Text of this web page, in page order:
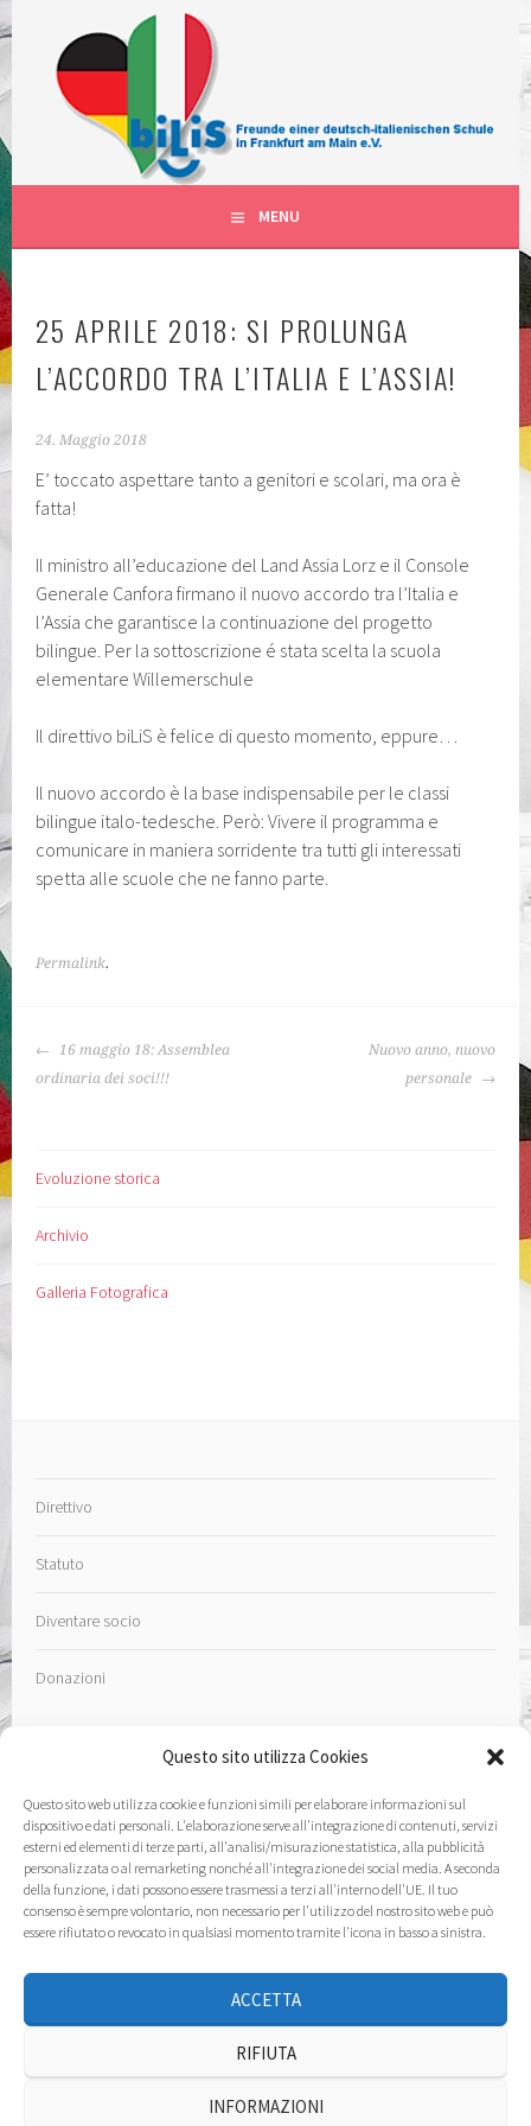
Questo sito utilizza Cookies
Questo sito web utilizza cookie e funzioni simili per elaborare informazioni sul
dispositivo e dati personali. L'elaborazione serve all'integrazione di contenuti, servizi
esterni ed elementi di terze parti, all'analisi/misurazione statistica, alla pubblicità
personalizzata o al remarketing nonché all'integrazione dei social media. A seconda
della funzione, i dati possono essere trasmessi a terzi all'interno dell'UE. Il tuo
consenso è sempre volontario, non necessario per l'utilizzo del nostro sito web e può
essere rifiutato o revocato in qualsiasi momento tramite l'icona in basso a sinistra.
ACCETTA
RIFIUTA
INFORMAZIONI
al
contenuto
BILIS FRANKFURT AM MAIN
DEUTSCH-ITALIENISCHE
KLASSEN
FÖRDERVEREIN DER DEUTSCH-ITALIENISCHEN
SCHULKLASSEN IN FRANKFURT AM MAIN DEUTSCHLAND
MENU
25 APRILE 2018: SI PROLUNGA
L’ACCORDO TRA L’ITALIA E L’ASSIA!
24. Maggio 2018
E’ toccato aspettare tanto a genitori e scolari, ma ora è
fatta!
Il ministro all’educazione del Land Assia Lorz e il Console
Generale Canfora firmano il nuovo accordo tra l’Italia e
l’Assia che garantisce la continuazione del progetto
bilingue. Per la sottoscrizione é stata scelta la scuola
elementare Willemerschule
Il direttivo biLiS è felice di questo momento, eppure…
Il nuovo accordo è la base indispensabile per le classi
bilingue italo-tedesche. Però: Vivere il programma e
comunicare in maniera sorridente tra tutti gli interessati
spetta alle scuole che ne fanno parte.
Permalink.
NAVIGAZIONE
ARTICOLO
16 maggio 18: Assemblea
ordinaria dei soci!!!
Nuovo anno, nuovo
personale
Evoluzione storica
Archivio
Galleria Fotografica
Direttivo
Statuto
Diventare socio
Donazioni
Contatto
Note Legali
Informativa sulla privacy